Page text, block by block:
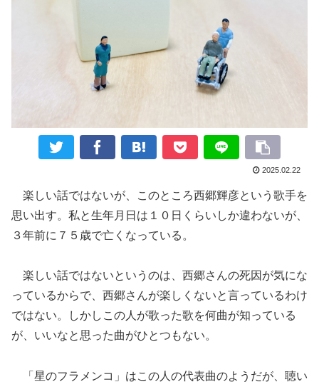
2025.02.22
楽しい話ではないが、このところ西郷輝彦という歌手を
思い出す。私と生年月日は１０日くらいしか違わないが、
３年前に７５歳で亡くなっている。
楽しい話ではないというのは、西郷さんの死因が気にな
っているからで、西郷さんが楽しくないと言っているわけ
ではない。しかしこの人が歌った歌を何曲が知っている
が、いいなと思った曲がひとつもない。
「星のフラメンコ」はこの人の代表曲のようだが、聴い